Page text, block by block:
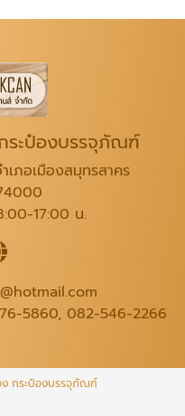
ระป๋องบรรจุภัณฑ์
ภอเมืองสมุทรสาคร
17:00 น.
5860, 082-546-2266
กระป๋องบรรจุภัณฑ์